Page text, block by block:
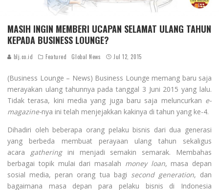
MASIH INGIN MEMBERI UCAPAN SELAMAT ULANG TAHUN
KEPADA BUSINESS LOUNGE?
blj.co.id Featured Global News Jul 12, 2015
(Business Lounge – News) Business Lounge memang baru saja
merayakan ulang tahunnya pada tanggal 3 Juni 2015 yang lalu.
Tidak terasa, kini media yang juga baru saja meluncurkan e-
magazine-nya ini telah menjejakkan kakinya di tahun yang ke-4.
Dihadiri oleh beberapa orang pelaku bisnis dari dua generasi
yang berbeda membuat perayaan ulang tahun sekaligus
acara gathering ini menjadi semakin semarak. Membahas
berbagai topik mulai dari masalah money loan, masa depan
sosial media, peran orang tua bagi second generation, dan
bagaimana masa depan para pelaku bisnis di Indonesia